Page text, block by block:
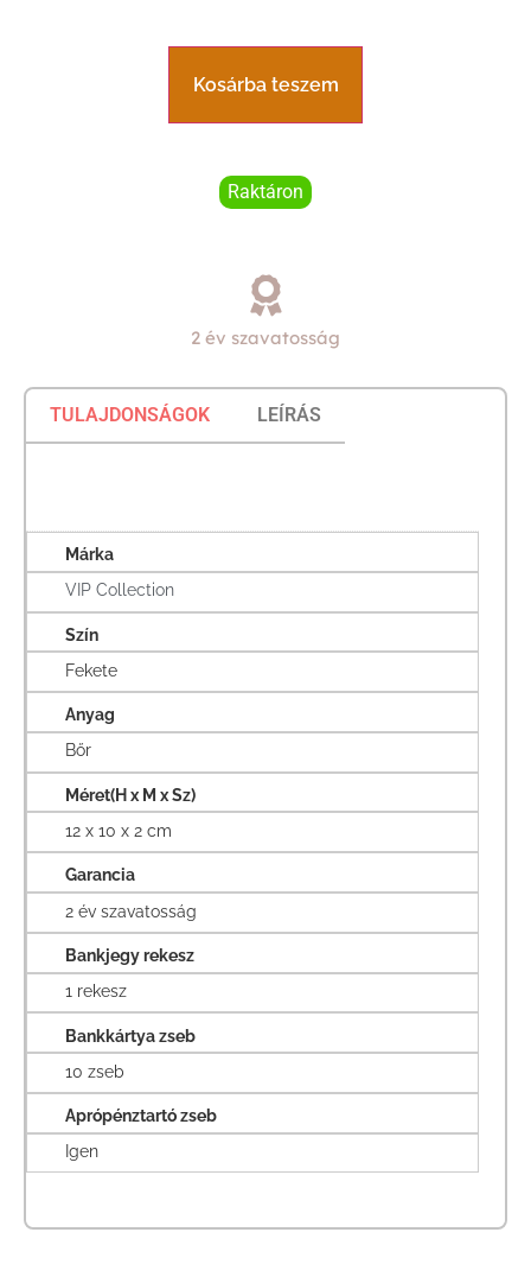
Kosárba teszem
Raktáron
2 év szavatosság
TULAJDONSÁGOK LEÍRÁS
Márka
VIP Collection
Szín
Fekete
Anyag
Bőr
Méret(H x M x Sz)
12 x 10 x 2 cm
Garancia
2 év szavatosság
Bankjegy rekesz
1 rekesz
Bankkártya zseb
10 zseb
Aprópénztartó zseb
Igen